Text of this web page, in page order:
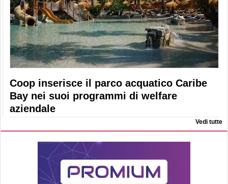
Coop inserisce il parco acquatico Caribe
Bay nei suoi programmi di welfare
aziendale
Vedi tutte